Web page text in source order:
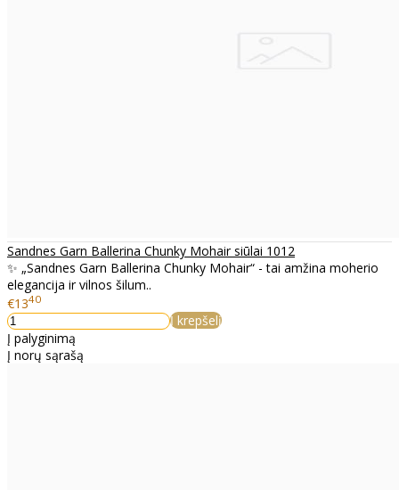
Sandnes Garn Ballerina Chunky Mohair siūlai 1012
✨ „Sandnes Garn Ballerina Chunky Mohair“ - tai amžina moherio
elegancija ir vilnos šilum..
€1340
Į krepšelį
Į palyginimą
Į norų sąrašą